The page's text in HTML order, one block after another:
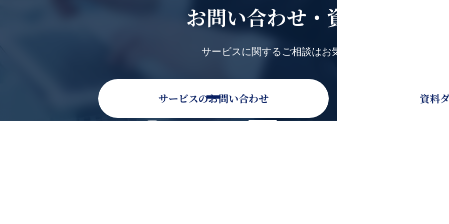
お問い合わせ・ 資料ダウンロ
サービスに関するご相談はお気軽にお問い合わせくだ
サービスのお問い合わせ 資料